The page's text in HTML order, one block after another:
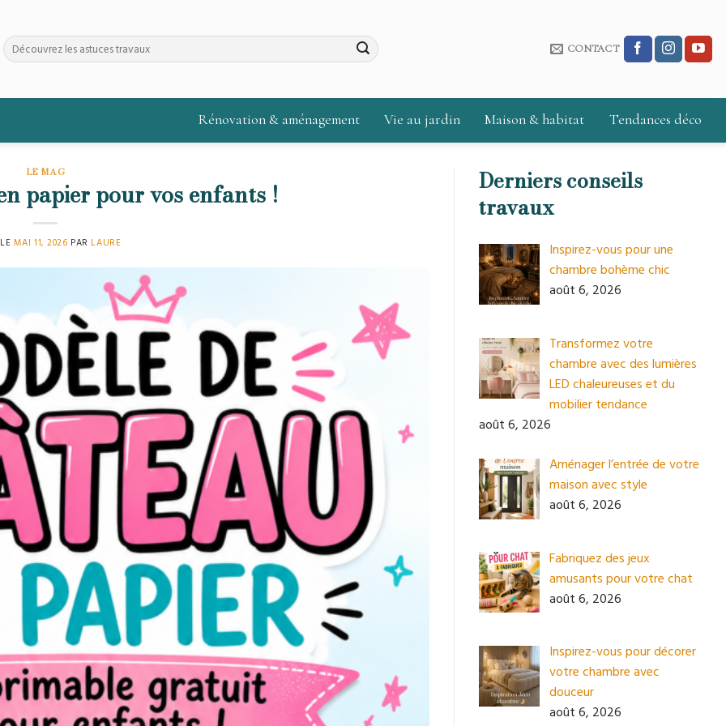
CONTACT
Rénovation & aménagement Vie au jardin Maison & habitat Tendances déco
LE MAG
papier pour vos enfants !
MAI 11, 2026 PAR LAURE
Derniers conseils
travaux
Inspirez-vous pour une
chambre bohème chic
août 6, 2026
Transformez votre
chambre avec des lumières
LED chaleureuses et du
mobilier tendance
août 6, 2026
Aménager l’entrée de votre
maison avec style
août 6, 2026
Fabriquez des jeux
amusants pour votre chat
août 6, 2026
Inspirez-vous pour décorer
votre chambre avec
douceur
août 6, 2026